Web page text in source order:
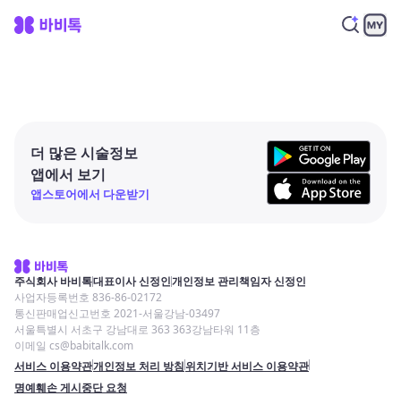
더 많은 시술정보
앱에서 보기
앱스토어에서 다운받기
주식회사 바비톡대표이사 신정인개인정보 관리책임자 신정인
사업자등록번호 836-86-02172
통신판매업신고번호 2021-서울강남-03497
서울특별시 서초구 강남대로 363 363강남타워 11층
이메일 cs@babitalk.com
서비스 이용약관개인정보 처리 방침위치기반 서비스 이용약관
명예훼손 게시중단 요청